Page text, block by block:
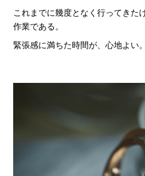
これまでに幾度となく行ってきた
作業である。
緊張感に満ちた時間が、心地よい。